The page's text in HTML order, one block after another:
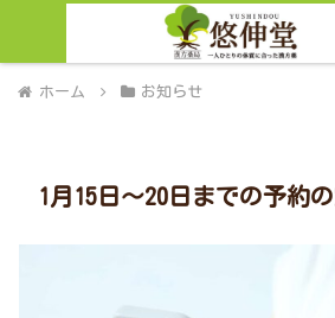
ホーム お知らせ
1月15日～20日までの予約